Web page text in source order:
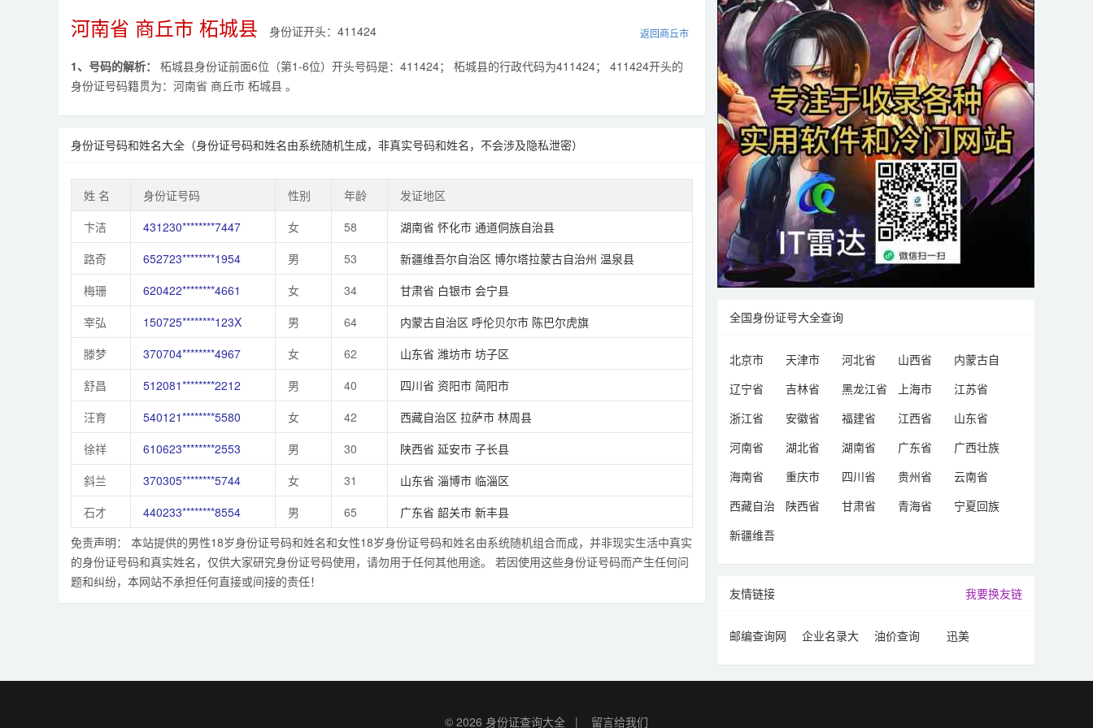
河南省 商丘市 柘城县 身份证开头：411424 返回商丘市
1、号码的解析：
柘城县身份证前面6位（第1-6位）开头号码是：411424； 柘城县的行政代码为411424； 411424开头的
身份证号码籍贯为：河南省 商丘市 柘城县 。
身份证号码和姓名大全（身份证号码和姓名由系统随机生成，非真实号码和姓名，不会涉及隐私泄密）
姓 名 身份证号码 性别 年龄
发证地区
卞洁
431230********7447 女 58 湖南省 怀化市 通道侗族自治县
路奇
652723********1954 男 53 新疆维吾尔自治区 博尔塔拉蒙古自治州 温泉县
梅珊
620422********4661 女 34 甘肃省 白银市 会宁县
宰弘
150725********123X 男 64 内蒙古自治区 呼伦贝尔市 陈巴尔虎旗
滕梦
370704********4967 女 62 山东省 潍坊市 坊子区
舒昌
512081********2212 男 40 四川省 资阳市 简阳市
汪育
540121********5580 女 42 西藏自治区 拉萨市 林周县
徐祥
610623********2553 男 30 陕西省 延安市 子长县
斜兰
370305********5744 女 31 山东省 淄博市 临淄区
石才
440233********8554 男 65 广东省 韶关市 新丰县
免责声明： 本站提供的男性18岁身份证号码和姓名和女性18岁身份证号码和姓名由系统随机组合而成，并非现实生活中真实
的身份证号码和真实姓名，仅供大家研究身份证号码使用，请勿用于任何其他用途。 若因使用这些身份证号码而产生任何问
题和纠纷，本网站不承担任何直接或间接的责任！
全国身份证号大全查询
北京市 天津市 河北省 山西省
内蒙古自
治区
辽宁省 吉林省 黑龙江省 上海市
江苏省
浙江省
安徽省 福建省 江西省
山东省
河南省
湖北省 湖南省 广东省
广西壮族
自治区
海南省 重庆市 四川省 贵州省
云南省
西藏自治
区
陕西省 甘肃省 青海省
宁夏回族
新疆维吾
友情链接 我要换友链
邮编查询网
企业名录大
油价查询 迅美
© 2026 身份证查询大全 | 留言给我们